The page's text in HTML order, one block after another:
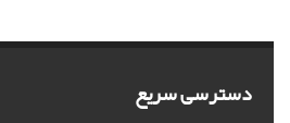
دسترسی سریع